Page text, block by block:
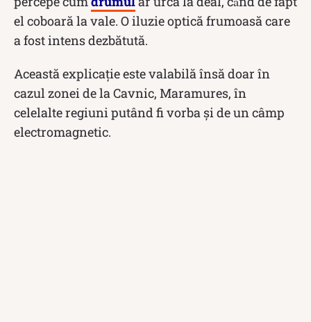
el coboară la vale. O iluzie optică frumoasă care
a fost intens dezbătută.
Această explicație este valabilă însă doar în
cazul zonei de la Cavnic, Maramures, în
celelalte regiuni putând fi vorba și de un câmp
electromagnetic.